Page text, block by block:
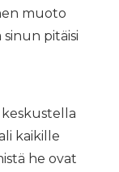
muoto
pitäisi
kaikille
he ovat